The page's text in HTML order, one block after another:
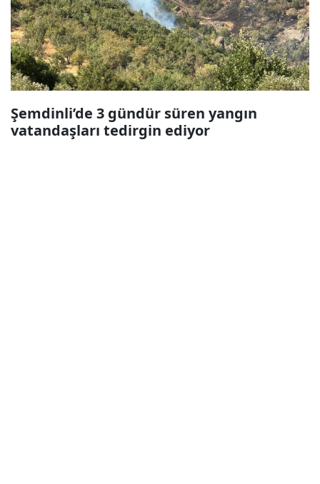
Şemdinli’de 3 gündür süren yangın
vatandaşları tedirgin ediyor